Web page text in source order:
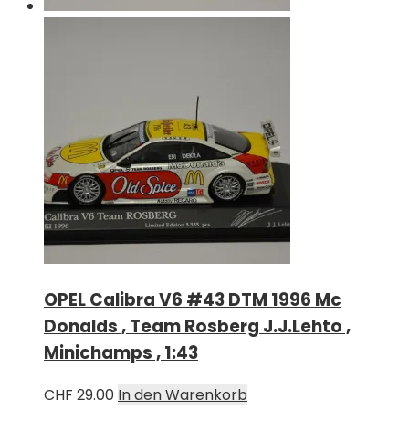
OPEL Calibra V6 #43 DTM 1996 Mc
Donalds , Team Rosberg J.J.Lehto ,
Minichamps , 1:43
CHF 29.00 In den Warenkorb